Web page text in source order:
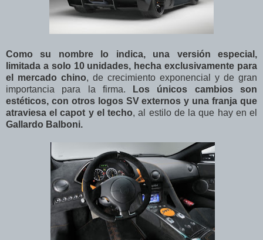
Como su nombre lo indica, una versión especial,
limitada a solo 10 unidades, hecha exclusivamente para
el mercado chino, de crecimiento exponencial y de gran
importancia para la firma.
Los únicos cambios son
estéticos, con otros logos SV externos y una franja que
atraviesa el capot y el techo, al estilo de la que hay en el
Gallardo Balboni.